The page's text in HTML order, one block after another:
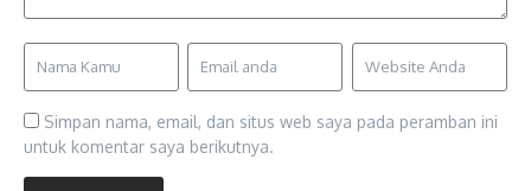
Simpan nama, email, dan situs web saya pada peramban ini
untuk komentar saya berikutnya.